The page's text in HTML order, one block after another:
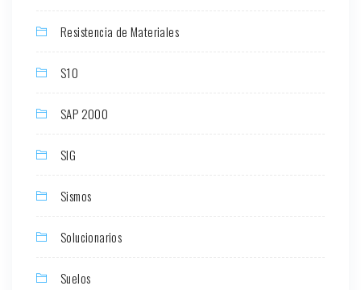
Resistencia de Materiales
S10
SAP 2000
SIG
Sismos
Solucionarios
Suelos